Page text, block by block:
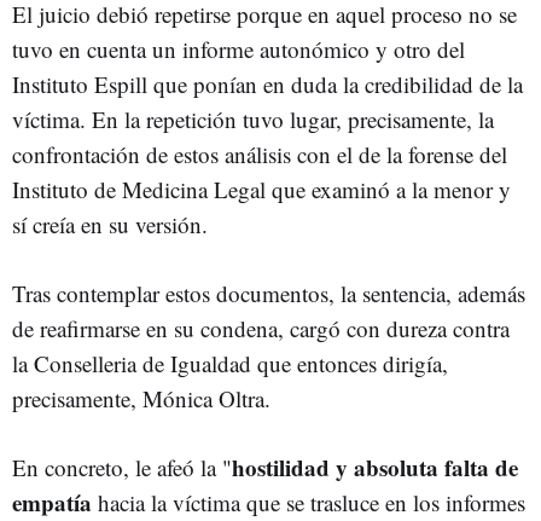
El juicio debió repetirse porque en aquel proceso no se
tuvo en cuenta un informe autonómico y otro del
Instituto Espill que ponían en duda la credibilidad de la
víctima. En la repetición tuvo lugar, precisamente, la
confrontación de estos análisis con el de la forense del
Instituto de Medicina Legal que examinó a la menor y
sí creía en su versión.
Tras contemplar estos documentos, la sentencia, además
de reafirmarse en su condena, cargó con dureza contra
la Conselleria de Igualdad que entonces dirigía,
precisamente, Mónica Oltra.
En concreto, le afeó la "hostilidad y absoluta falta de
empatía hacia la víctima que se trasluce en los informes